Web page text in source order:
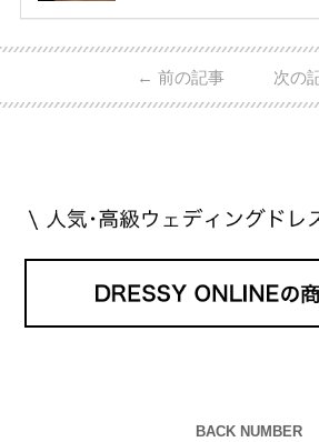
入が可能♩ コスパ的にも20
ビ 系 にて10月5日22時～ス
#ファーストペンギン! 』で山
← 前の記事 次の
BACK NUMBER